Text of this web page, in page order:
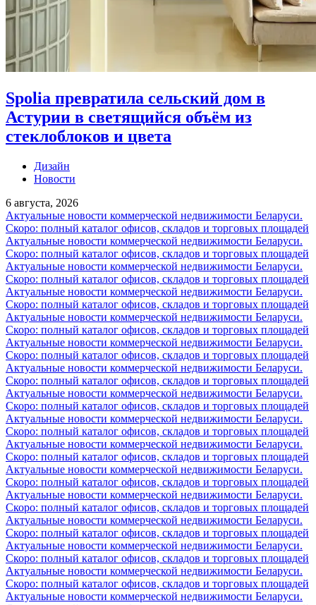
Spolia превратила сельский дом в
Астурии в светящийся объём из
стеклоблоков и цвета
Дизайн
Новости
6 августа, 2026
Актуальные новости коммерческой недвижимости Беларуси.
Скоро: полный каталог офисов, складов и торговых площадей
Актуальные новости коммерческой недвижимости Беларуси.
Скоро: полный каталог офисов, складов и торговых площадей
Актуальные новости коммерческой недвижимости Беларуси.
Скоро: полный каталог офисов, складов и торговых площадей
Актуальные новости коммерческой недвижимости Беларуси.
Скоро: полный каталог офисов, складов и торговых площадей
Актуальные новости коммерческой недвижимости Беларуси.
Скоро: полный каталог офисов, складов и торговых площадей
Актуальные новости коммерческой недвижимости Беларуси.
Скоро: полный каталог офисов, складов и торговых площадей
Актуальные новости коммерческой недвижимости Беларуси.
Скоро: полный каталог офисов, складов и торговых площадей
Актуальные новости коммерческой недвижимости Беларуси.
Скоро: полный каталог офисов, складов и торговых площадей
Актуальные новости коммерческой недвижимости Беларуси.
Скоро: полный каталог офисов, складов и торговых площадей
Актуальные новости коммерческой недвижимости Беларуси.
Скоро: полный каталог офисов, складов и торговых площадей
Актуальные новости коммерческой недвижимости Беларуси.
Скоро: полный каталог офисов, складов и торговых площадей
Актуальные новости коммерческой недвижимости Беларуси.
Скоро: полный каталог офисов, складов и торговых площадей
Актуальные новости коммерческой недвижимости Беларуси.
Скоро: полный каталог офисов, складов и торговых площадей
Актуальные новости коммерческой недвижимости Беларуси.
Скоро: полный каталог офисов, складов и торговых площадей
Актуальные новости коммерческой недвижимости Беларуси.
Скоро: полный каталог офисов, складов и торговых площадей
Актуальные новости коммерческой недвижимости Беларуси.